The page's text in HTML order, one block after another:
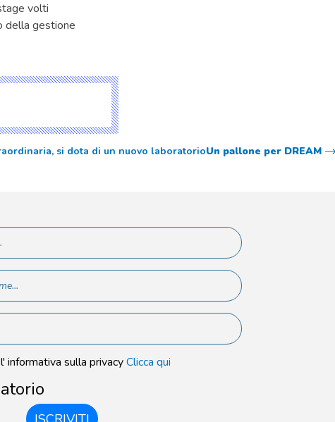
volti
della gestione
si dota di un nuovo laboratorioUn pallone per DREAM
sulla privacyClicca qui